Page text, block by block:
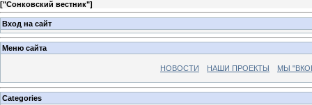
["Сонковский вестник"]
Вход на сайт
Меню сайта
НОВОСТИ НАШИ ПРОЕКТЫ МЫ
Categories